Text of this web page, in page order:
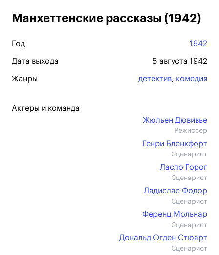
Манхеттенские рассказы (1942)
Год 1942
Дата выхода 5 августа 1942
Жанры детектив, комедия
Актеры и команда
Жюльен Дювивье
Режиссер
Генри Бленкфорт
Сценарист
Ласло Горог
Сценарист
Ладислас Фодор
Сценарист
Ференц Мольнар
Сценарист
Дональд Огден Стюарт
Сценарист